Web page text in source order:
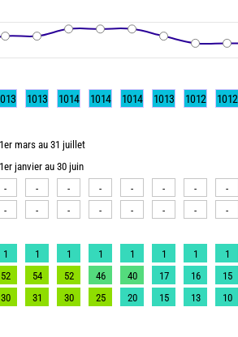
1013 1014 1014 1014 1013 1012 1012
mars au 31 juillet
janvier au 30 juin
- - - - - - - -
- - - - - - - -
1 1 1 1 1 1 1 1
52 54 52 46 40 17 16 15
30 31 30 25 20 15 13 10